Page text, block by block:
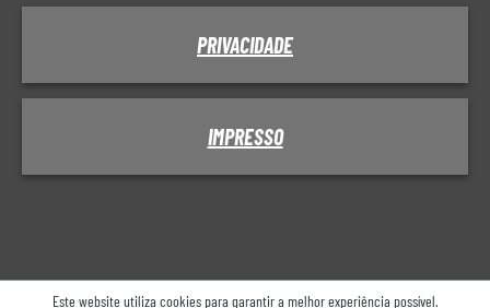
PRIVACIDADE
IMPRESSO
Este website utiliza cookies para garantir a melhor experiência possível.